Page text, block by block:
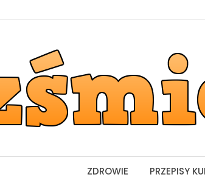
ZDROWIE PRZEPISY